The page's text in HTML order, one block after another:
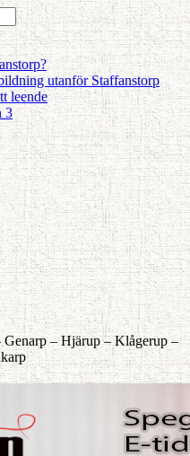
utanför Staffanstorp
leende
3
Genarp –Hjärup –Klågerup –